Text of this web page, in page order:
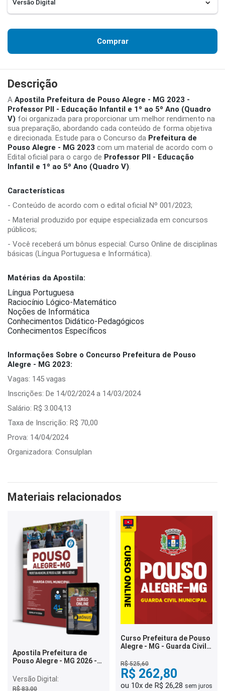
Comprar
Descrição
A Apostila Prefeitura de Pouso Alegre - MG 2023 -
Professor PII - Educação Infantil e 1º ao 5º Ano (Quadro
V) foi organizada para proporcionar um melhor rendimento na
sua preparação, abordando cada conteúdo de forma objetiva
e direcionada. Estude para o Concurso da Prefeitura de
Pouso Alegre - MG 2023 com um material de acordo com o
Edital oficial para o cargo de Professor PII - Educação
Infantil e 1º ao 5º Ano (Quadro V).
Características
- Conteúdo de acordo com o edital oficial Nº 001/2023;
- Material produzido por equipe especializada em concursos
públicos;
- Você receberá um bônus especial: Curso Online de disciplinas
básicas (Língua Portuguesa e Informática).
Matérias da Apostila:
Língua Portuguesa
Raciocínio Lógico-Matemático
Noções de Informática
Conhecimentos Didático-Pedagógicos
Conhecimentos Específicos
Informações Sobre o Concurso Prefeitura de Pouso
Alegre - MG 2023:
Vagas: 145 vagas
Inscrições: De 14/02/2024 a 14/03/2024
Salário: R$ 3.004,13
Taxa de Inscrição: R$ 70,00
Prova: 14/04/2024
Organizadora: Consulplan
Materiais relacionados
Apostila Prefeitura de
Pouso Alegre - MG 2026 -
Versão Digital:
R$ 83,00
Curso Prefeitura de Pouso
Alegre - MG - Guarda Civil
R$ 525,60
R$ 262,80
ou 10x de R$ 26,28 sem juros